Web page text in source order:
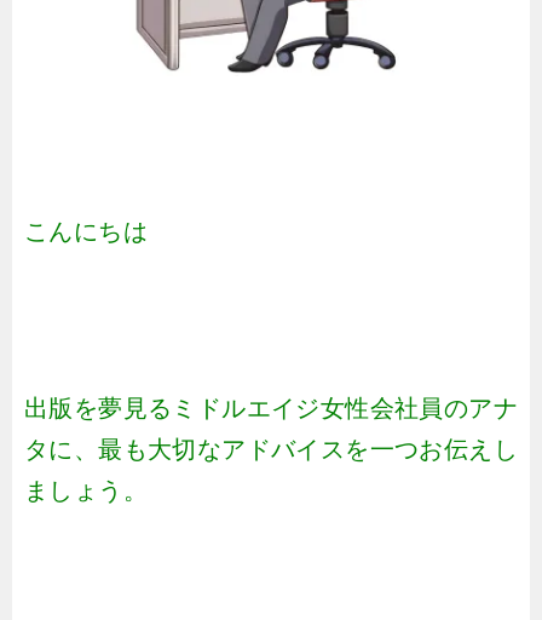
こんにちは
出版を夢見るミドルエイジ女性会社員のアナ
タに、最も大切なアドバイスを一つお伝えし
ましょう。